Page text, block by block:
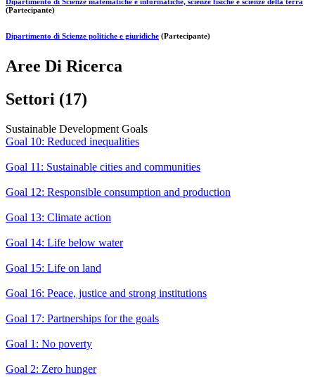
(Partecipante)
Dipartimento di Scienze politiche e giuridiche (Partecipante)
Aree Di Ricerca
Settori (17)
Sustainable Development Goals
Goal 10: Reduced inequalities
Goal 11: Sustainable cities and communities
Goal 12: Responsible consumption and production
Goal 13: Climate action
Goal 14: Life below water
Goal 15: Life on land
Goal 16: Peace, justice and strong institutions
Goal 17: Partnerships for the goals
Goal 1: No poverty
Goal 2: Zero hunger